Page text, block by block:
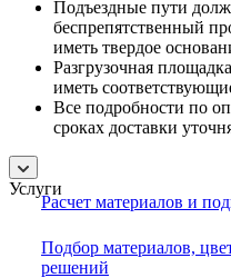
Подъездные пути
беспрепятственный
иметь твердое
Разгрузочная
иметь
Все подробности по
сроках доставки
Услуги
Расчет материалов и
Подбор материалов,
решений